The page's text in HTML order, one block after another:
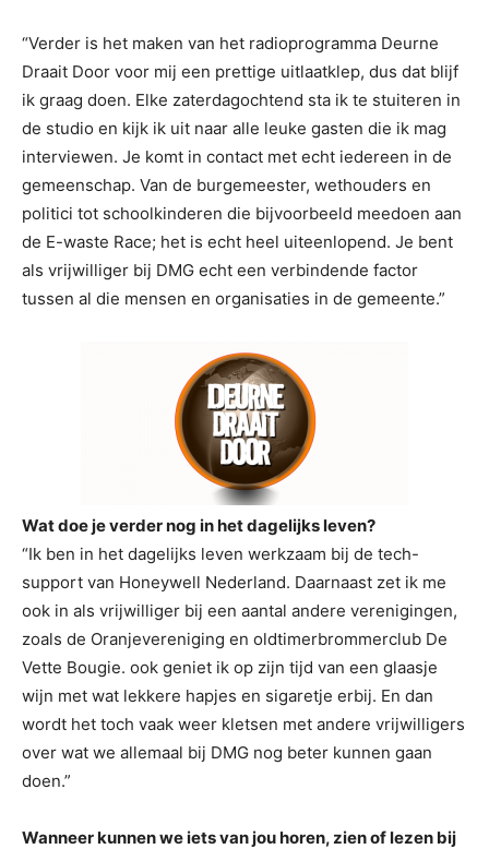
“Verder is het maken van het radioprogramma Deurne
Draait Door voor mij een prettige uitlaatklep, dus dat blijf
ik graag doen. Elke zaterdagochtend sta ik te stuiteren in
de studio en kijk ik uit naar alle leuke gasten die ik mag
interviewen. Je komt in contact met echt iedereen in de
gemeenschap. Van de burgemeester, wethouders en
politici tot schoolkinderen die bijvoorbeeld meedoen aan
de E-waste Race; het is echt heel uiteenlopend. Je bent
als vrijwilliger bij DMG echt een verbindende factor
tussen al die mensen en organisaties in de gemeente.”
Wat doe je verder nog in het dagelijks leven?
“Ik ben in het dagelijks leven werkzaam bij de tech-
support van Honeywell Nederland. Daarnaast zet ik me
ook in als vrijwilliger bij een aantal andere verenigingen,
zoals de Oranjevereniging en oldtimerbrommerclub De
Vette Bougie. ook geniet ik op zijn tijd van een glaasje
wijn met wat lekkere hapjes en sigaretje erbij. En dan
wordt het toch vaak weer kletsen met andere vrijwilligers
over wat we allemaal bij DMG nog beter kunnen gaan
doen.”
Wanneer kunnen we iets van jou horen, zien of lezen bij